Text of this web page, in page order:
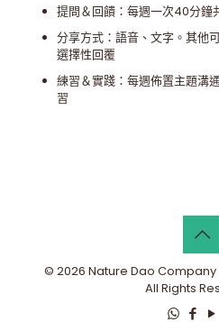
提問＆回饋：每週一次40分鐘
分享方式：語音、文字。其他
選擇性回覆
練習＆實踐：每週佈置主題溝
習
© 2026 Nature Dao Company
All Rights